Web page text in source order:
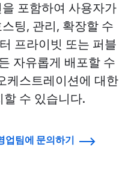
포함하여 사용자가
팅, 관리, 확장할 수
프라이빗 또는 퍼블
자유롭게 배포할 수
케스트레이션에 대한
수 있습니다.
업팀에 문의하기